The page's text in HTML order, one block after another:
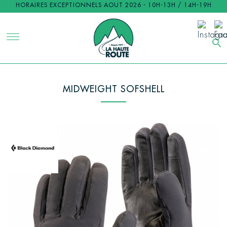
HORAIRES EXCEPTIONNELS AOUT 2026 - 10H-13H / 14H-19H
search
MIDWEIGHT SOFSHELL